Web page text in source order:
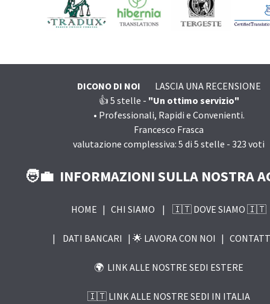
DICONO DI NOI
LASCIA UNA RECENSIONE
👍 5 stelle - "Un ottimo servizio"
• Professionali, Rapidi e Convenienti.
Francesco Frasca
valutazione complessiva: 5 di 5 stelle - 323 voti
🧑‍💼 INFORMAZIONI SULLA NOSTRA
HOME | CHI SIAMO | 🇮🇹 DOVE SIAMO 🇮🇹
| DATI BANCARI | 🌟 LAVORA CON NOI |
🌍 LINK ALLE NOSTRE SEDI ESTERE
🇮🇹 LINK ALLE NOSTRE SEDI IN ITALIA